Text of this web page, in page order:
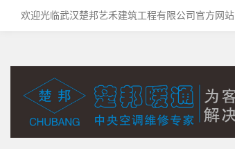
欢迎光临武汉楚邦艺禾建筑工程有限公司官方网站